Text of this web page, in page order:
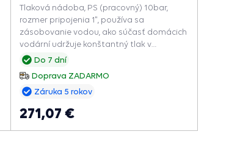
Do 7 dní
Doprava ZADARMO
Tlaková nádoba, PS (pracovný) 10bar,
rozmer pripojenia 1", používa sa
zásobovanie vodou, ako súčasť domácich
vodární udržuje konštantný tlak v
systéme, znižuje počet zapnutí čerpadla a
Záruka 5 rokov
271,07 €